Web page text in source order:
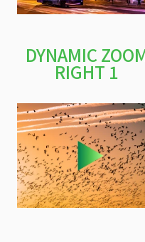
DYNAMIC
RIGHT 1